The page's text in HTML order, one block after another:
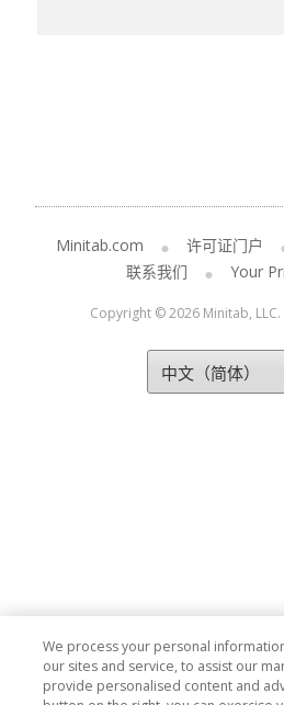
Minitab.com 许可证门户
联系我们
Your
Copyright © 2026 Minitab,
We process your personal
our sites and service, to assist our
provide personalised content and